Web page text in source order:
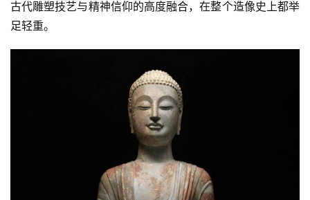
古代雕塑技艺与精神信仰的高度融合，在整个造像史上都举
足轻重。